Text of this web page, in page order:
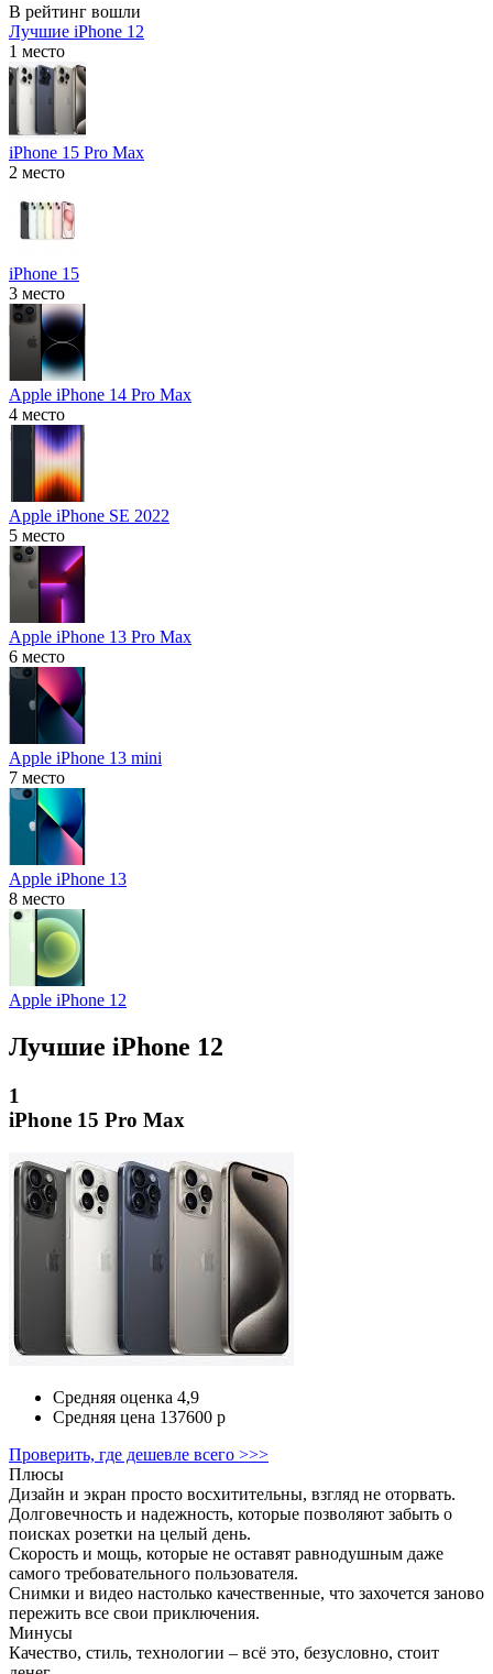
В рейтинг вошли
Лучшие iPhone 12
1 место
iPhone 15 Pro Max
2 место
iPhone 15
3 место
Apple iPhone 14 Pro Max
4 место
Apple iPhone SE 2022
5 место
Apple iPhone 13 Pro Max
6 место
Apple iPhone 13 mini
7 место
Apple iPhone 13
8 место
Apple iPhone 12
Лучшие iPhone 12
1
iPhone 15 Pro Max
Средняя оценка 4,9
Средняя цена 137600 р
Проверить, где дешевле всего >>>
Плюсы
Дизайн и экран просто восхитительны, взгляд не оторвать.
Долговечность и надежность, которые позволяют забыть о
поисках розетки на целый день.
Скорость и мощь, которые не оставят равнодушным даже
самого требовательного пользователя.
Снимки и видео настолько качественные, что захочется заново
пережить все свои приключения.
Минусы
Качество, стиль, технологии – всё это, безусловно, стоит